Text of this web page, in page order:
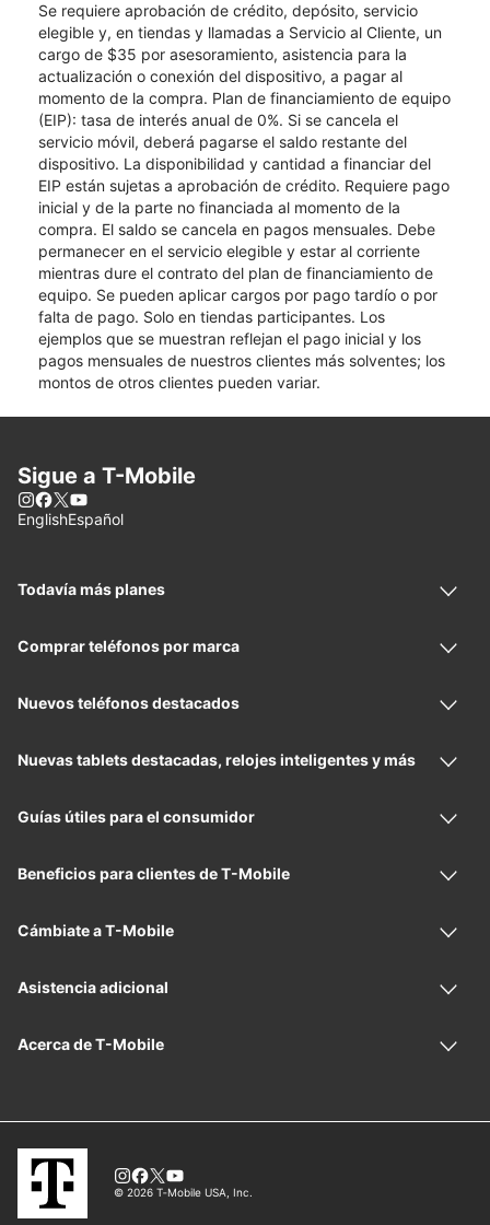
Se requiere aprobación de crédito, depósito, servicio
elegible y, en tiendas y llamadas a Servicio al Cliente, un
cargo de $35 por asesoramiento, asistencia para la
actualización o conexión del dispositivo, a pagar al
momento de la compra. Plan de financiamiento de equipo
(EIP): tasa de interés anual de 0%. Si se cancela el
servicio móvil, deberá pagarse el saldo restante del
dispositivo. La disponibilidad y cantidad a financiar del
EIP están sujetas a aprobación de crédito. Requiere pago
inicial y de la parte no financiada al momento de la
compra. El saldo se cancela en pagos mensuales. Debe
permanecer en el servicio elegible y estar al corriente
mientras dure el contrato del plan de financiamiento de
equipo. Se pueden aplicar cargos por pago tardío o por
falta de pago. Solo en tiendas participantes. Los
ejemplos que se muestran reflejan el pago inicial y los
pagos mensuales de nuestros clientes más solventes; los
montos de otros clientes pueden variar.